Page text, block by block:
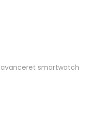
avanceret smartwatch